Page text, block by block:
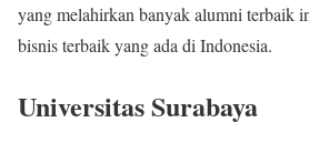
yang melahirkan banyak alumni terbaik
bisnis terbaik yang ada di Indonesia.
Universitas Surabaya